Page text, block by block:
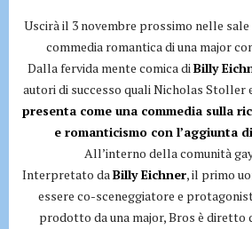
Uscirà il 3 novembre prossimo nelle sale
commedia romantica di una major
Dalla fervida mente comica diBilly
autori di successo quali Nicholas Stoller
presenta come una commedia sulla
e romanticismo con l’aggiunta
All’interno della comunità gay
Interpretato daBilly Eichner, il primo
essere co-sceneggiatore e
prodotto da una major, Bros è diretto